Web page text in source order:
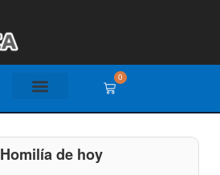
0
Homilía de hoy